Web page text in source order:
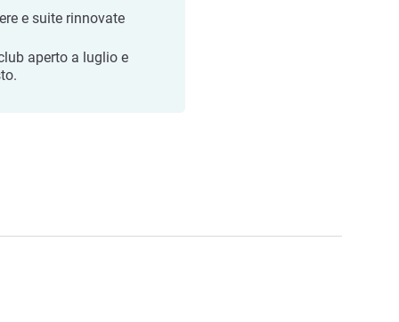
e suite rinnovate
aperto a luglio e